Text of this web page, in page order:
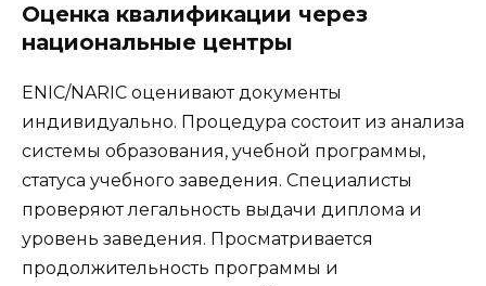
Оценка квалификации через
национальные центры
ENIC/NARIC оценивают документы
индивидуально. Процедура состоит из анализа
системы образования, учебной программы,
статуса учебного заведения. Специалисты
проверяют легальность выдачи диплома и
уровень заведения. Просматривается
продолжительность программы и